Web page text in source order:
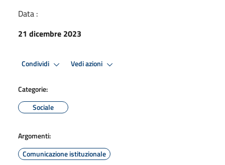
Data :
21 dicembre 2023
Condividi Vedi azioni
Categorie:
Sociale
Argomenti:
Comunicazione istituzionale